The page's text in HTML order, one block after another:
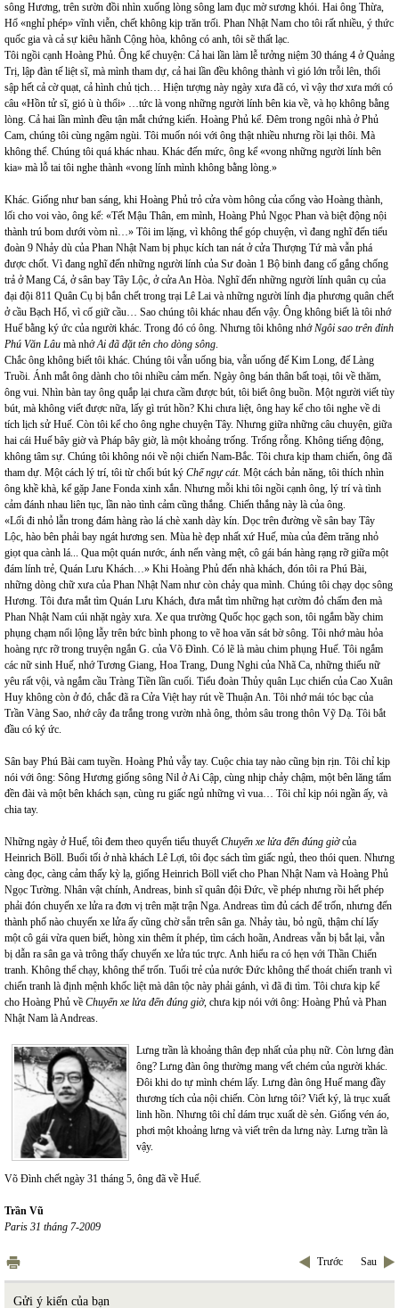
sông Hương, trên sườn đồi nhìn xuống lòng sông lam đục mờ sương khói. Hai ông Thừa,
Hổ «nghỉ phép» vĩnh viễn, chết không kịp trăn trối. Phan Nhật Nam cho tôi rất nhiều, ý thức
quốc gia và cả sự kiêu hãnh Cộng hòa, không có anh, tôi sẽ thất lạc.
Tôi ngồi cạnh Hoàng Phủ. Ông kể chuyện: Cả hai lần làm lễ tưởng niệm 30 tháng 4 ở Quảng
Trị, lập đàn tế liệt sĩ, mà mình tham dự, cả hai lần đều không thành vì gió lớn trỗi lên, thổi
sập hết cả cờ quạt, cả hình chủ tịch… Hiện tượng này ngày xưa đã có, vì vậy thơ xưa mới có
câu «Hồn tử sĩ, gió ù ù thổi» …tức là vong những người lính bên kia về, và họ không bằng
lòng. Cả hai lần mình đều tận mắt chứng kiến. Hoàng Phủ kể. Đêm trong ngôi nhà ở Phủ
Cam, chúng tôi cùng ngậm ngùi. Tôi muốn nói với ông thật nhiều nhưng rồi lại thôi. Mà
không thể. Chúng tôi quá khác nhau. Khác đến mức, ông kể «vong những người lính bên
kia» mà lỗ tai tôi nghe thành «vong lính mình không bằng lòng.»
Khác. Giống như ban sáng, khi Hoàng Phủ trỏ cửa vòm hông của cổng vào Hoàng thành,
lối cho voi vào, ông kể: «Tết Mậu Thân, em mình, Hoàng Phủ Ngọc Phan và biệt động nội
thành trú bom dưới vòm nì…» Tôi im lặng, vì không thể góp chuyện, vì đang nghĩ đến tiểu
đoàn 9 Nhảy dù của Phan Nhật Nam bị phục kích tan nát ở cửa Thượng Tứ mà vẫn phá
được chốt. Vì đang nghĩ đến những người lính của Sư đoàn 1 Bộ binh đang cố gắng chống
trả ở Mang Cá, ở sân bay Tây Lộc, ở cửa An Hòa. Nghĩ đến những người lính quân cụ của
đại đội 811 Quân Cụ bị bắn chết trong trại Lê Lai và những người lính địa phương quân chết
ở cầu Bạch Hổ, vì cố giữ cầu… Sao chúng tôi khác nhau đến vậy. Ông không biết là tôi nhớ
Huế bằng ký ức của người khác. Trong đó có ông. Nhưng tôi không nhớNgôi sao trên đỉnh
Phú Văn Lâu mà nhớAi đã đặt tên cho dòng sông.
Chắc ông không biết tôi khác. Chúng tôi vẫn uống bia, vẫn uống đế Kim Long, đế Làng
Truồi. Ánh mắt ông dành cho tôi nhiều cảm mến. Ngày ông bán thân bất toại, tôi về thăm,
ông vui. Nhìn bàn tay ông quắp lại chưa cầm được bút, tôi biết ông buồn. Một người viết tùy
bút, mà không viết được nữa, lấy gì trút hồn? Khi chưa liệt, ông hay kể cho tôi nghe về di
tích lịch sử Huế. Còn tôi kể cho ông nghe chuyện Tây. Nhưng giữa những câu chuyện, giữa
hai cái Huế bây giờ và Pháp bây giờ, là một khoảng trống. Trống rỗng. Không tiếng động,
không tâm sự. Chúng tôi không nói về nội chiến Nam-Bắc. Tôi chưa kịp tham chiến, ông đã
tham dự. Một cách lý trí, tôi từ chối bút ký Chế ngự cát. Một cách bản năng, tôi thích nhìn
ông khề khà, kể gặp Jane Fonda xinh xắn. Nhưng mỗi khi tôi ngồi cạnh ông, lý trí và tình
cảm đánh nhau liên tục, lần nào tình cảm cũng thắng. Chiến thắng này là của ông.
«Lối đi nhỏ lẫn trong đám hàng rào lá chè xanh dày kín. Dọc trên đường về sân bay Tây
Lộc, hào bên phải bay ngát hương sen. Mùa hè đẹp nhất xứ Huế, mùa của đêm trăng nhỏ
giọt qua cành lá... Qua một quán nước, ánh nến vàng mệt, cô gái bán hàng rạng rỡ giữa một
đám lính trẻ, Quán Lưu Khách…» Khi Hoàng Phủ đến nhà khách, đón tôi ra Phú Bài,
những dòng chữ xưa của Phan Nhật Nam như còn chảy qua mình. Chúng tôi chạy dọc sông
Hương. Tôi đưa mắt tìm Quán Lưu Khách, đưa mắt tìm những hạt cườm đỏ chấm đen mà
Phan Nhật Nam cúi nhặt ngày xưa. Xe qua trường Quốc học gạch son, tôi ngắm bầy chim
phụng chạm nổi lộng lẫy trên bức bình phong to vẽ hoa văn sát bờ sông. Tôi nhớ màu hỏa
hoàng rực rỡ trong truyện ngắn G. của Võ Đình. Có lẽ là màu chim phụng Huế. Tôi ngắm
các nữ sinh Huế, nhớ Tương Giang, Hoa Trang, Dung Nghi của Nhã Ca, những thiếu nữ
yêu rất vội, và ngắm cầu Tràng Tiền lần cuối. Tiểu đoàn Thủy quân Lục chiến của Cao Xuân
Huy không còn ở đó, chắc đã ra Cửa Việt hay rút về Thuận An. Tôi nhớ mái tóc bạc của
Trần Vàng Sao, nhớ cây đa trắng trong vườn nhà ông, thỏm sâu trong thôn Vỹ Dạ. Tôi bắt
đầu có ký ức.
Sân bay Phú Bài cam tuyền. Hoàng Phủ vẫy tay. Cuộc chia tay nào cũng bịn rịn. Tôi chỉ kịp
nói với ông: Sông Hương giống sông Nil ở Ai Cập, cùng nhịp chảy chậm, một bên lăng tẩm
đền đài và một bên khách sạn, cùng ru giấc ngủ những vì vua… Tôi chỉ kịp nói ngần ấy, và
chia tay.
Những ngày ở Huế, tôi đem theo quyển tiểu thuyếtChuyến xe lửa đến đúng giờcủa
Heinrich Böll. Buổi tối ở nhà khách Lê Lợi, tôi đọc sách tìm giấc ngủ, theo thói quen. Nhưng
càng đọc, càng cảm thấy kỳ lạ, giống Heinrich Böll viết cho Phan Nhật Nam và Hoàng Phủ
Ngọc Tường. Nhân vật chính, Andreas, binh sĩ quân đội Đức, về phép nhưng rồi hết phép
phải đón chuyến xe lửa ra đơn vị trên mặt trận Nga. Andreas tìm đủ cách để trốn, nhưng đến
thành phố nào chuyến xe lửa ấy cũng chờ sẵn trên sân ga. Nhảy tàu, bỏ ngũ, thậm chí lấy
một cô gái vừa quen biết, hòng xin thêm ít phép, tìm cách hoãn, Andreas vẫn bị bắt lại, vẫn
bị dẫn ra sân ga và trông thấy chuyến xe lửa túc trực. Anh hiểu ra có hẹn với Thần Chiến
tranh. Không thể chạy, không thể trốn. Tuổi trẻ của nước Đức không thể thoát chiến tranh vì
chiến tranh là định mệnh khốc liệt mà dân tộc này phải gánh, vì đã đi tìm. Tôi chưa kịp kể
cho Hoàng Phủ về Chuyến xe lửa đến đúng giờ, chưa kịp nói với ông: Hoàng Phủ và Phan
Nhật Nam là Andreas.
Lưng trần là khoảng thân đẹp nhất của phụ nữ. Còn lưng đàn
ông? Lưng đàn ông thường mang vết chém của người khác.
Đôi khi do tự mình chém lấy. Lưng đàn ông Huế mang đầy
thương tích của nội chiến. Còn lưng tôi? Viết ký, là trục xuất
linh hồn. Nhưng tôi chỉ dám trục xuất dè sẻn. Giống vén áo,
phơi một khoảng lưng và viết trên da lưng này. Lưng trần là
vậy.
Võ Đình chết ngày 31 tháng 5, ông đã về Huế.
Trần Vũ
Paris 31 tháng 7-2009
Trước Sau
Gửi ý kiến của bạn